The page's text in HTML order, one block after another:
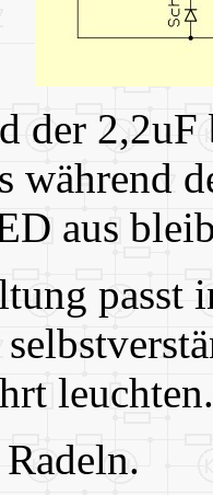
der
während
aus
passt
leuchten.